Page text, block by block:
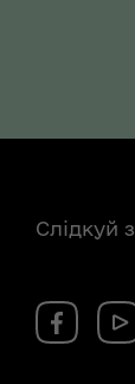
Слідкуй